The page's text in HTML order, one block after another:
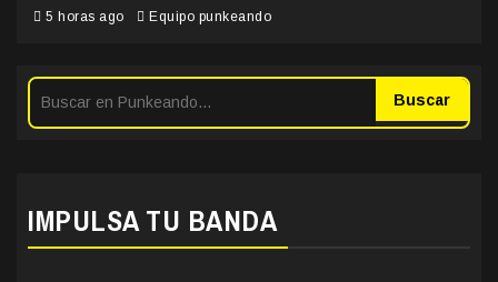
5 horas ago Equipo punkeando
Buscar
IMPULSA TU BANDA